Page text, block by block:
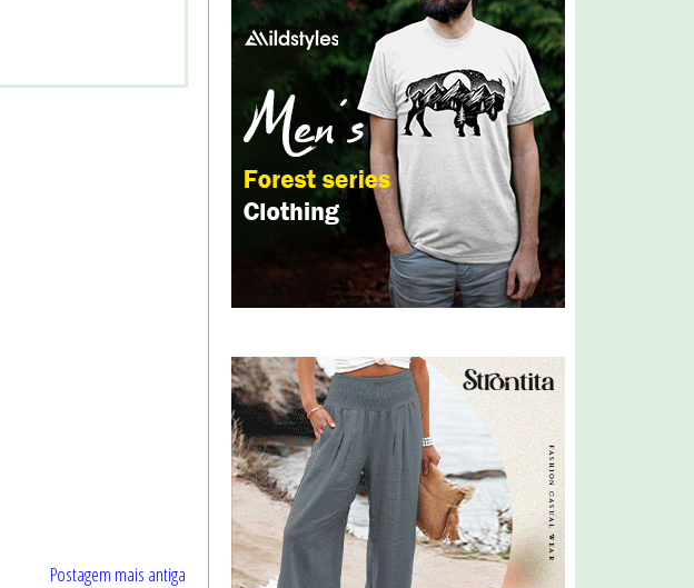
Postagem mais antiga